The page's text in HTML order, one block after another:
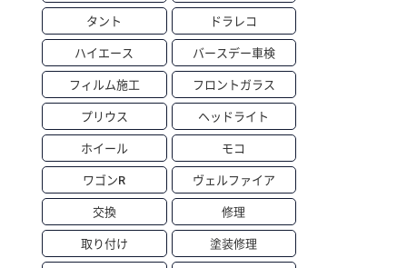
タント ドラレコ
ハイエース バースデー車検
フィルム施工 フロントガラス
プリウス ヘッドライト
ホイール モコ
ワゴンR ヴェルファイア
交換 修理
取り付け 塗装修理